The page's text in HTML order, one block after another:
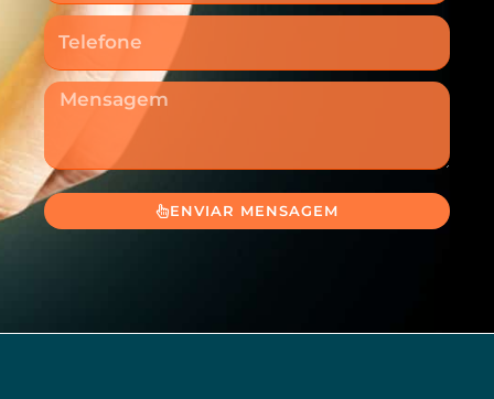
Telefone
Mensagem
ENVIAR MENSAGEM